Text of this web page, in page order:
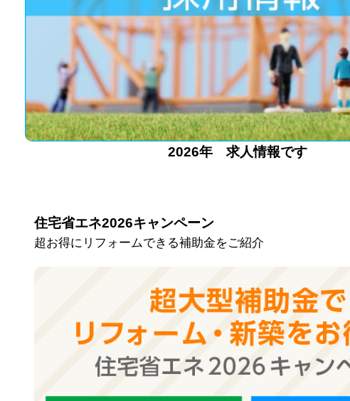
2026年 求人情報です
住宅省エネ2026キャンペーン
超お得にリフォームできる補助金をご紹介